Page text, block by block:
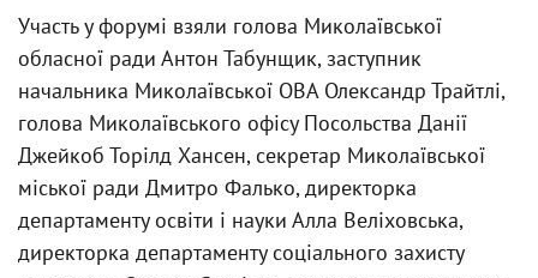
Участь у форумі взяли голова Миколаївської
обласної ради Антон Табунщик, заступник
начальника Миколаївської ОВА Олександр Трайтлі,
голова Миколаївського офісу Посольства Данії
Джейкоб Торілд Хансен, секретар Миколаївської
міської ради Дмитро Фалько, директорка
департаменту освіти і науки Алла Веліховська,
директорка департаменту соціального захисту